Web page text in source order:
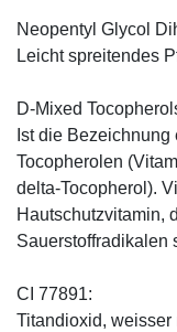
Neopentyl Glycol
Leicht spreitendes
D-Mixed
Ist die
Tocopherolen
delta-Tocopherol).
Hautschutzvitamin,
Sauerstoffradikalen
CI 77891:
Titandioxid, weisser